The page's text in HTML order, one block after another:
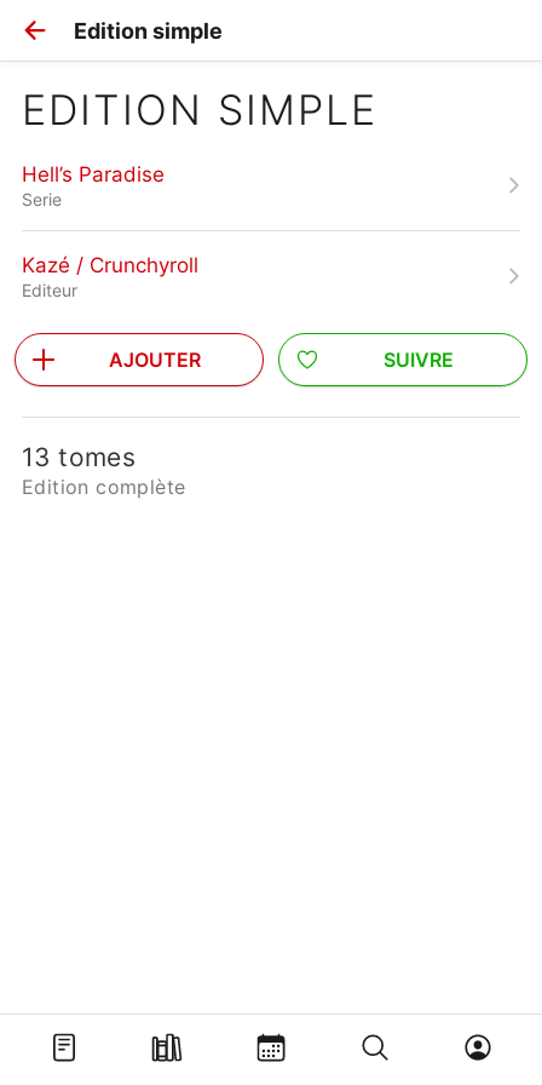
Edition simple
EDITION SIMPLE
Hell’s Paradise
Serie
Kazé / Crunchyroll
Editeur
AJOUTER SUIVRE
13 tomes
Edition complète